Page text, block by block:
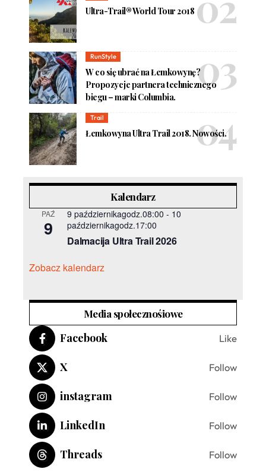
Ultra-Trail® World Tour 2018
RunStyle
W co się ubrać na Łemkowynę?
Propozycje partnera technicznego
biegu – marki Columbia.
Trail
Łemkowyna Ultra Trail 2018. Nowości.
Kalendarz
PAŹ
9
9 październikagodz.08:00 - 10
październikagodz.17:00
Dalmacija Ultra Trail 2026
Zobacz kalendarz
Media społecznośiowe
Facebook Like
X Follow
instagram Follow
LinkedIn Follow
Threads Follow